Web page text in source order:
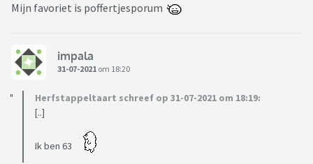
Mijn favoriet is poffertjesporum
impala
31-07-2021 om 18:20
Herfstappeltaart schreef op 31-07-2021 om 18:19:
[..]
Ik ben 63